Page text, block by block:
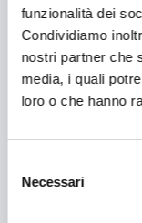
funzionalità dei
Condividiamo
nostri partner che
media, i quali
loro o che hanno
delNecessari
Festival e
Fiere ed eventi
Formazione e
Giustizia e